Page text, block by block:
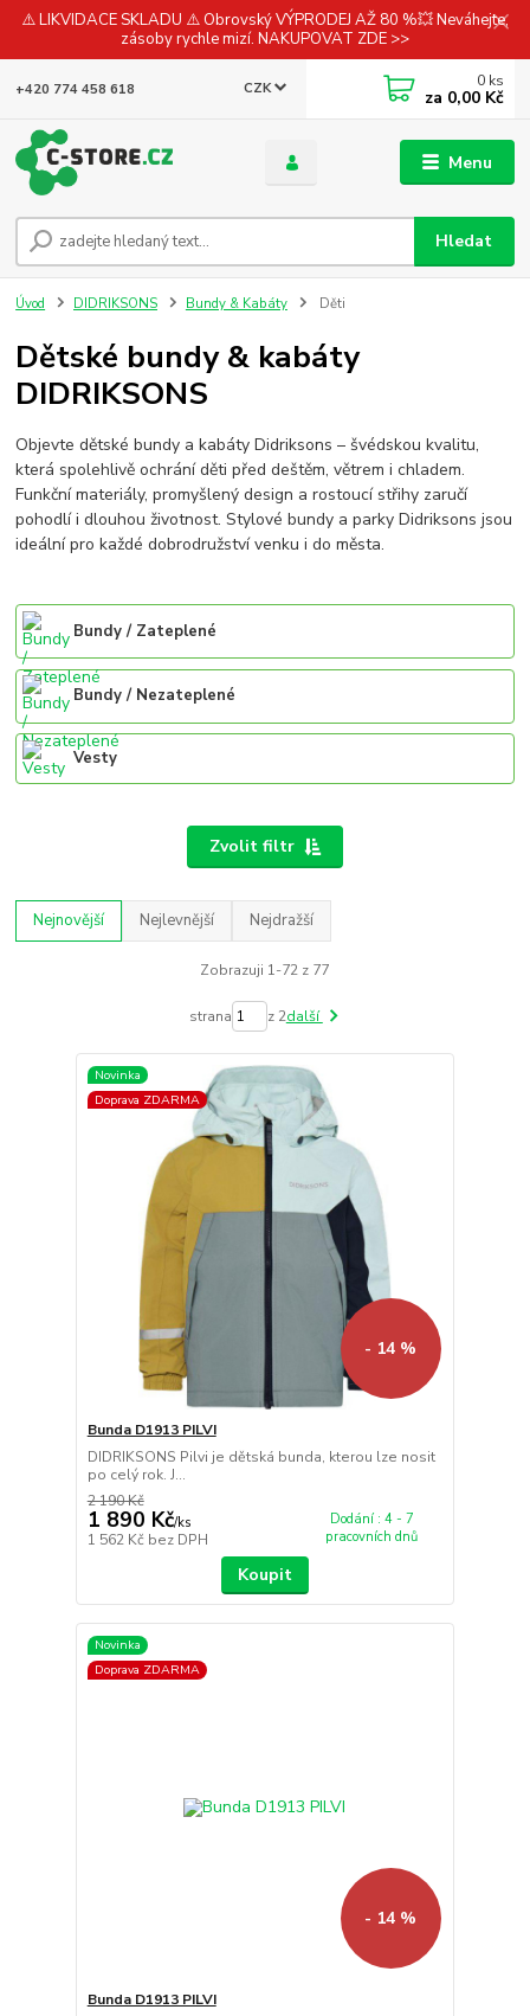
⚠️ LIKVIDACE SKLADU ⚠️ Obrovský VÝPRODEJ AŽ 80 %💥 Neváhejte,
zásoby rychle mizí. NAKUPOVAT ZDE >>
Menu
CZK
Hledat
+420 774 458 618 0 ks
za 0,00 Kč
Úvod DIDRIKSONS Bundy & Kabáty Děti
Dětské bundy & kabáty
DIDRIKSONS
Objevte dětské bundy a kabáty Didriksons – švédskou kvalitu,
která spolehlivě ochrání děti před deštěm, větrem i chladem.
Funkční materiály, promyšlený design a rostoucí střihy zaručí
pohodlí i dlouhou životnost. Stylové bundy a parky Didriksons jsou
ideální pro každé dobrodružství venku i do města.
Bundy / Zateplené
Bundy / Nezateplené
Vesty
Zvolit filtr
Nejnovější Nejlevnější Nejdražší
Zobrazuji 1-72 z 77
strana z 2další
Novinka
Doprava ZDARMA
- 14 %
Bunda D1913 PILVI
DIDRIKSONS Pilvi je dětská bunda, kterou lze nosit
po celý rok. J...
2 190 Kč
1 890 Kč/ks
1 562 Kč bez DPH
Dodání : 4 - 7
pracovních dnů
Koupit
Novinka
Doprava ZDARMA
- 14 %
Bunda D1913 PILVI